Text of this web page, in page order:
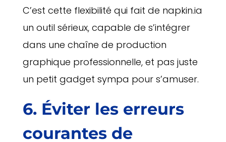
C’est cette flexibilité qui fait de napkin.ia
un outil sérieux, capable de s’intégrer
dans une chaîne de production
graphique professionnelle, et pas juste
un petit gadget sympa pour s’amuser.
6. Éviter les erreurs
courantes de